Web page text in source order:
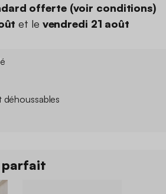
offerte (voir conditions)
et le vendredi 21 août
déhoussables
parfait